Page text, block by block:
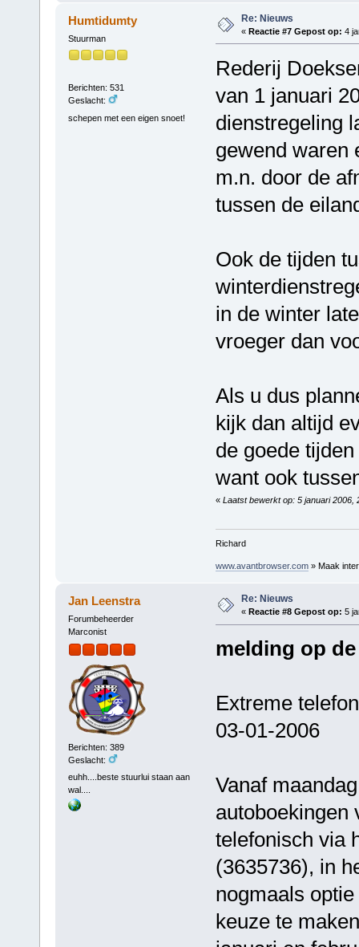
Humtidumty
Stuurman
Berichten: 531
Geslacht:
schepen met een eigen snoet!
Re: Nieuws
« Reactie #7 Gepost op: 4
Rederij
van 1 januari
dienstregeling
gewend waren
m.n. door de
tussen de
Ook de tijden
in de winter
vroeger dan
Als u dus
kijk dan altijd
de goede
want ook
« Laatst bewerkt op: 5 januari 2006,
Richard
www.avantbrowser.com» Maak
Jan Leenstra
Forumbeheerder
Marconist
Berichten: 389
Geslacht:
euhh....beste stuurlui staan aan
wal....
Re: Nieuws
« Reactie #8 Gepost op: 5
melding op
Extreme
03-01-2006
Vanaf
autoboekingen
telefonisch via
(3635736), in
nogmaals
keuze te